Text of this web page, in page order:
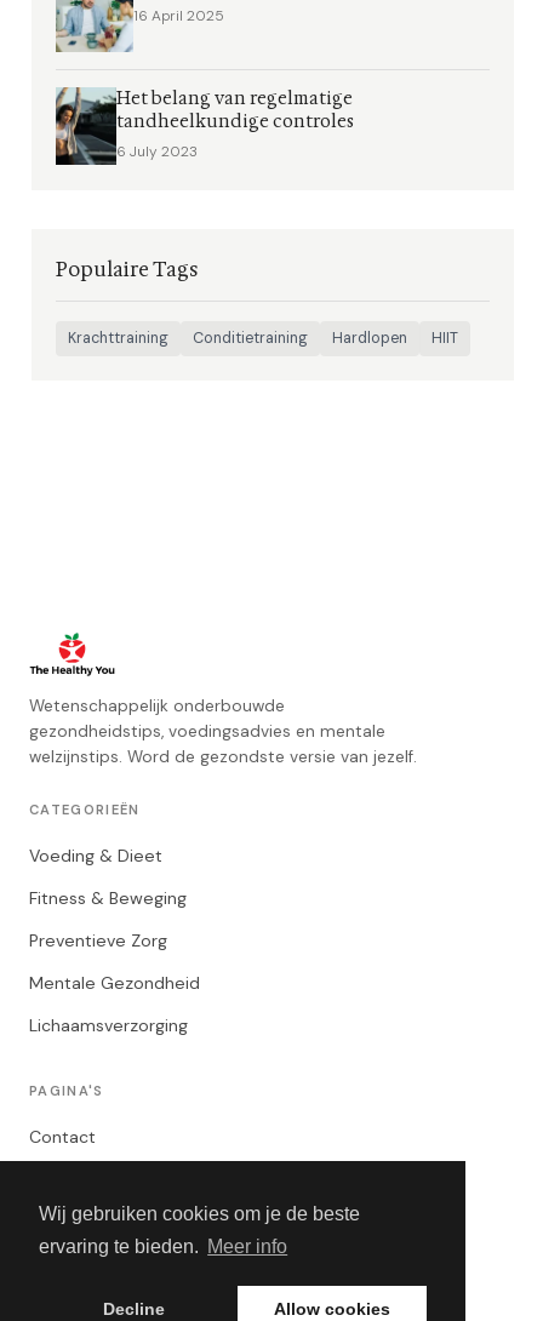
Wij gebruiken cookies om je de beste
ervaring te bieden. Meer info
Decline Allow cookies
16 April 2025
Het belang van regelmatige
tandheelkundige controles
6 July 2023
Populaire Tags
Krachttraining Conditietraining Hardlopen HIIT
Wetenschappelijk onderbouwde
gezondheidstips, voedingsadvies en mentale
welzijnstips. Word de gezondste versie van jezelf.
CATEGORIEËN
Voeding & Dieet
Fitness & Beweging
Preventieve Zorg
Mentale Gezondheid
Lichaamsverzorging
PAGINA'S
Contact
Algemene Voorwaarden